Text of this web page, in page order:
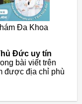
Đa Khoa
Đức uy tín
bài viết trên
được địa chỉ phù